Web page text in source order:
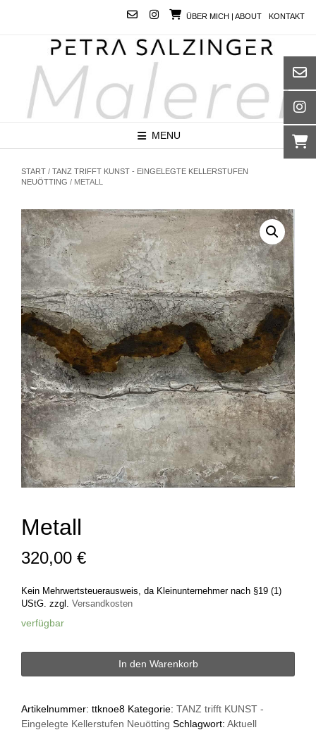
ÜBER MICH | ABOUT KONTAKT
MENU
START / TANZ TRIFFT KUNST - EINGELEGTE KELLERSTUFEN
NEUÖTTING / METALL
Metall
320,00 €
Kein Mehrwertsteuerausweis, da Kleinunternehmer nach §19 (1)
UStG. zzgl. Versandkosten
verfügbar
Menge
In den Warenkorb
Artikelnummer: ttknoe8 Kategorie: TANZ trifft KUNST -
Eingelegte Kellerstufen Neuötting Schlagwort: Aktuell